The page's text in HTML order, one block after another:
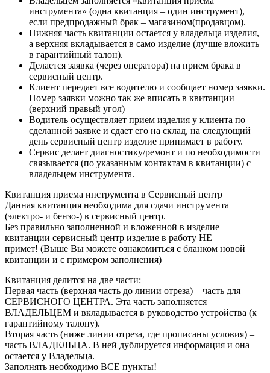
инструмента» (одна квитанция – один инструмент),
если предпродажный брак – магазином(продавцом).
Нижняя часть квитанции остается у владельца изделия,
а верхняя вкладывается в само изделие (лучше вложить
в гарантийный талон).
Делается заявка (через оператора) на прием брака в
сервисный центр.
Клиент передает все водителю и сообщает номер заявки.
Номер заявки можно так же вписать в квитанции
(верхний правый угол)
Водитель осуществляет прием изделия у клиента по
сделанной заявке и сдает его на склад, на следующий
день сервисный центр изделие принимает в работу.
Сервис делает диагностику/ремонт и по необходимости
связывается (по указанным контактам в квитанции) с
владельцем инструмента.
Квитанция приема инструмента в Сервисный центр
Данная квитанция необходима для сдачи инструмента
(электро- и бензо-) в сервисный центр.
Без правильно заполненной и вложенной в изделие
квитанции сервисный центр изделие в работу НЕ
примет! (Выше Вы можете ознакомиться с бланком новой
квитанции и с примером заполнения)
Квитанция делится на две части:
Первая часть (верхняя часть до линии отреза) – часть для
СЕРВИСНОГО ЦЕНТРА. Эта часть заполняется
ВЛАДЕЛЬЦЕМ и вкладывается в руководство устройства (к
гарантийному талону).
Вторая часть (ниже линии отреза, где прописаны условия) –
часть ВЛАДЕЛЬЦА. В ней дублируется информация и она
остается у Владельца.
Заполнять необходимо ВСЕ пункты!